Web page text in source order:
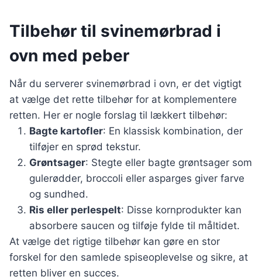
Tilbehør til svinemørbrad i
ovn med peber
Når du serverer svinemørbrad i ovn, er det vigtigt
at vælge det rette tilbehør for at komplementere
retten. Her er nogle forslag til lækkert tilbehør:
Bagte kartofler: En klassisk kombination, der
tilføjer en sprød tekstur.
Grøntsager: Stegte eller bagte grøntsager som
gulerødder, broccoli eller asparges giver farve
og sundhed.
Ris eller perlespelt: Disse kornprodukter kan
absorbere saucen og tilføje fylde til måltidet.
At vælge det rigtige tilbehør kan gøre en stor
forskel for den samlede spiseoplevelse og sikre, at
retten bliver en succes.